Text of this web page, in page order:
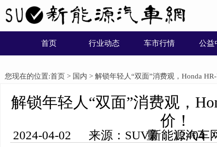
首页 行业动态 车市行情 公益
您现在的位置:首页 > 国内 > 解锁年轻人“双面”消费观，Honda
解锁年轻人“双面”消费观，
价！
2024-04-02 来源：SUV新能源汽车网 编辑：木子 浏览量： 12404